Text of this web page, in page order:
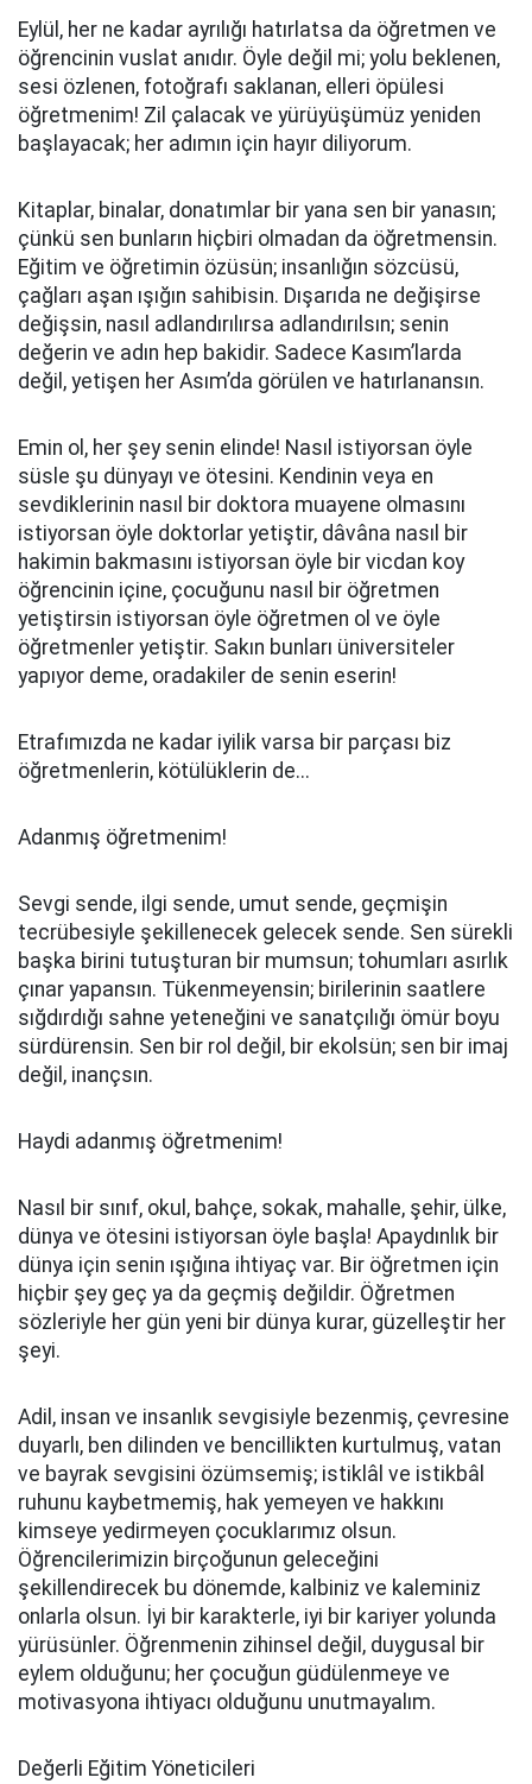
Eylül, her ne kadar ayrılığı hatırlatsa da öğretmen ve
öğrencinin vuslat anıdır. Öyle değil mi; yolu beklenen,
sesi özlenen, fotoğrafı saklanan, elleri öpülesi
öğretmenim! Zil çalacak ve yürüyüşümüz yeniden
başlayacak; her adımın için hayır diliyorum.
Kitaplar, binalar, donatımlar bir yana sen bir yanasın;
çünkü sen bunların hiçbiri olmadan da öğretmensin.
Eğitim ve öğretimin özüsün; insanlığın sözcüsü,
çağları aşan ışığın sahibisin. Dışarıda ne değişirse
değişsin, nasıl adlandırılırsa adlandırılsın; senin
değerin ve adın hep bakidir. Sadece Kasım’larda
değil, yetişen her Asım’da görülen ve hatırlanansın.
Emin ol, her şey senin elinde! Nasıl istiyorsan öyle
süsle şu dünyayı ve ötesini. Kendinin veya en
sevdiklerinin nasıl bir doktora muayene olmasını
istiyorsan öyle doktorlar yetiştir, dâvâna nasıl bir
hakimin bakmasını istiyorsan öyle bir vicdan koy
öğrencinin içine, çocuğunu nasıl bir öğretmen
yetiştirsin istiyorsan öyle öğretmen ol ve öyle
öğretmenler yetiştir. Sakın bunları üniversiteler
yapıyor deme, oradakiler de senin eserin!
Etrafımızda ne kadar iyilik varsa bir parçası biz
öğretmenlerin, kötülüklerin de...
Adanmış öğretmenim!
Sevgi sende, ilgi sende, umut sende, geçmişin
tecrübesiyle şekillenecek gelecek sende. Sen sürekli
başka birini tutuşturan bir mumsun; tohumları asırlık
çınar yapansın. Tükenmeyensin; birilerinin saatlere
sığdırdığı sahne yeteneğini ve sanatçılığı ömür boyu
sürdürensin. Sen bir rol değil, bir ekolsün; sen bir imaj
değil, inançsın.
Haydi adanmış öğretmenim!
Nasıl bir sınıf, okul, bahçe, sokak, mahalle, şehir, ülke,
dünya ve ötesini istiyorsan öyle başla! Apaydınlık bir
dünya için senin ışığına ihtiyaç var. Bir öğretmen için
hiçbir şey geç ya da geçmiş değildir. Öğretmen
sözleriyle her gün yeni bir dünya kurar, güzelleştir her
şeyi.
Adil, insan ve insanlık sevgisiyle bezenmiş, çevresine
duyarlı, ben dilinden ve bencillikten kurtulmuş, vatan
ve bayrak sevgisini özümsemiş; istiklâl ve istikbâl
ruhunu kaybetmemiş, hak yemeyen ve hakkını
kimseye yedirmeyen çocuklarımız olsun.
Öğrencilerimizin birçoğunun geleceğini
şekillendirecek bu dönemde, kalbiniz ve kaleminiz
onlarla olsun. İyi bir karakterle, iyi bir kariyer yolunda
yürüsünler. Öğrenmenin zihinsel değil, duygusal bir
eylem olduğunu; her çocuğun güdülenmeye ve
motivasyona ihtiyacı olduğunu unutmayalım.
Değerli Eğitim Yöneticileri